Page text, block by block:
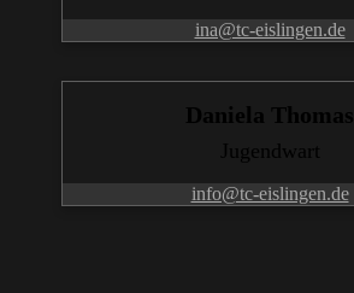
ina@tc-eislingen.de
Daniela Thomas
Jugendwart
info@tc-eislingen.de